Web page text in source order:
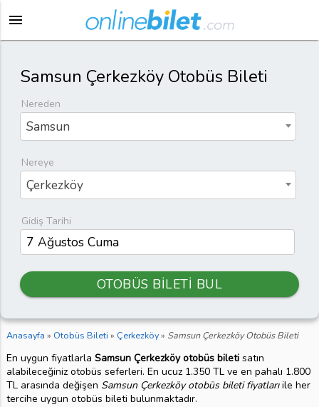
menu
Samsun Çerkezköy Otobüs Bileti
Nereden
Samsun
Nereye
Çerkezköy
Gidiş Tarihi
OTOBÜS BİLETİ BUL
Anasayfa » Otobüs Bileti » Çerkezköy» Samsun Çerkezköy Otobüs Bileti
En uygun fiyatlarla Samsun Çerkezköy otobüs biletisatın
alabileceğiniz otobüs seferleri. En ucuz 1.350 TL ve en pahalı 1.800
TL arasında değişen Samsun Çerkezköy otobüs bileti fiyatlarıile her
tercihe uygun otobüs bileti bulunmaktadır.